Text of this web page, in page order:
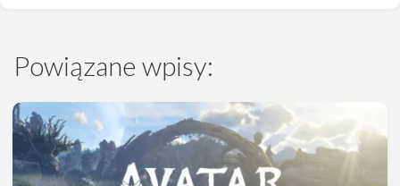
Powiązane wpisy: